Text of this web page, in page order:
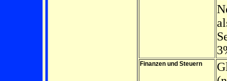
Finanzen und Steuern